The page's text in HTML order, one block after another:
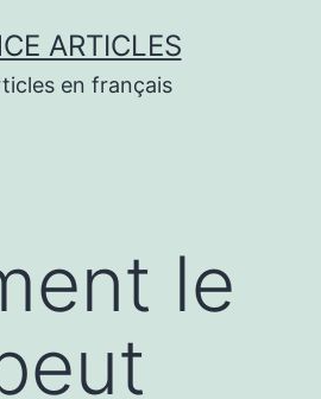
ARTICLES
en français
le